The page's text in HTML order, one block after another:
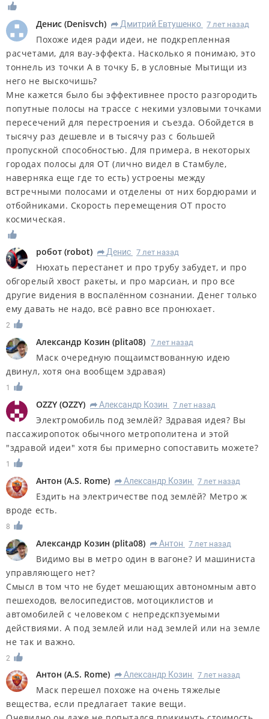
Денис (Denisvch) R Дмитрий Евтушенко 7 лет назад
Похоже идея ради идеи, не подкрепленная
расчетами, для вау-эффекта. Насколько я понимаю, это
тоннель из точки А в точку Б, в условные Мытищи из
него не выскочишь?
Мне кажется было бы эффективнее просто разгородить
попутные полосы на трассе с некими узловыми точками
пересечений для перестроения и съезда. Обойдется в
тысячу раз дешевле и в тысячу раз с большей
пропускной способностью. Для примера, в некоторых
городах полосы для ОТ (лично видел в Стамбуле,
наверняка еще где то есть) устроены между
встречными полосами и отделены от них бордюрами и
отбойниками. Скорость перемещения ОТ просто
космическая.
робот (robot) R Денис 7 лет назад
Нюхать перестанет и про трубу забудет, и про
обгорелый хвост ракеты, и про марсиан, и про все
другие видения в воспалённом сознании. Денег только
ему давать не надо, всё равно все пронюхает.
2
Александр Козин (plita08) 7 лет назад
Маск очередную пощаимствованную идею
двинул, хотя она вообщем здравая)
1
OZZY (OZZY) R Александр Козин 7 лет назад
Электромобиль под землёй? Здравая идея? Вы
пассажиропоток обычного метрополитена и этой
"здравой идеи" хотя бы примерно сопоставить можете?
1
Антон (A.S. Rome) R Александр Козин 7 лет назад
Ездить на электричестве под землёй? Метро ж
вроде есть.
8
Александр Козин (plita08) R Антон 7 лет назад
Видимо вы в метро один в вагоне? И машиниста
управляющего нет?
Смысл в том что не будет мешающих автономным авто
пешеходов, велосипедистов, мотоциклистов и
автомобилей с человеком с непредскпзуемыми
действиями. А под землей или над землей или на земле
не так и важно.
2
Антон (A.S. Rome) R Александр Козин 7 лет назад
Маск перешел похоже на очень тяжелые
вещества, если предлагает такие вещи.